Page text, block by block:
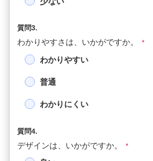
質問3.
わかりやすさは、いかがですか。 *
わかりやすい
普通
わかりにくい
質問4.
デザインは、いかがですか。 *